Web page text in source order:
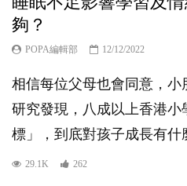
夠？
POPA編輯部 12/12/2022
相信每位父母也會同意，
研究發現，八成以上香港
標」，到底對孩子成長有什
29.1K 262